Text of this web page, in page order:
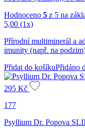
Hodnoceno 5 z 5 na
5,00 (1x)
Přírodní multiminerál a
imunity (např. na
Přidat do košíkuPřidáno
295 Kč
177
Psyllium Dr. Popova